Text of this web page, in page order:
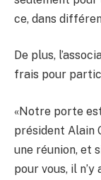
ce, dans
De plus,
frais pour
«Notre porte
président Alain
une réunion, et
pour vous, il